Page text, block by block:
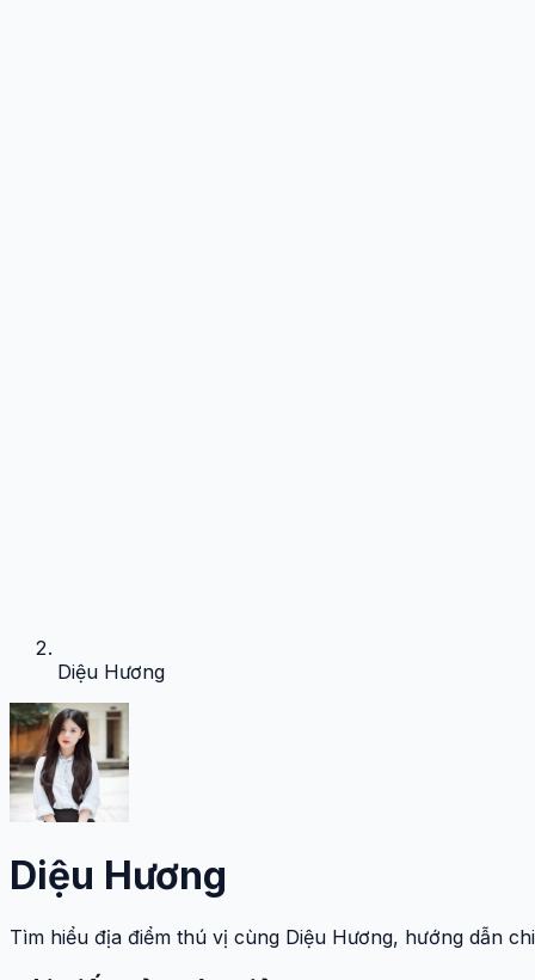
Diệu Hương
Diệu Hương
Tìm hiểu địa điểm thú vị cùng Diệu Hương, hướng dẫn